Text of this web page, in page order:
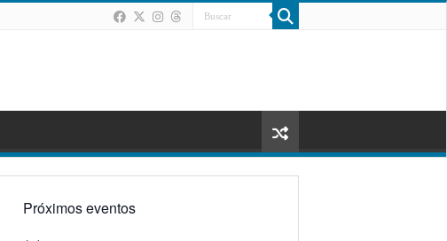
Próximos eventos